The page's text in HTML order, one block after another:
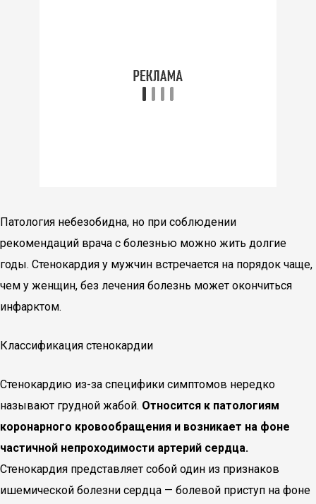
Патология небезобидна, но при соблюдении
рекомендаций врача с болезнью можно жить долгие
годы. Стенокардия у мужчин встречается на порядок чаще,
чем у женщин, без лечения болезнь может окончиться
инфарктом.
Классификация стенокардии
Стенокардию из-за специфики симптомов нередко
называют грудной жабой. Относится к патологиям
коронарного кровообращения и возникает на фоне
частичной непроходимости артерий сердца.
Стенокардия представляет собой один из признаков
ишемической болезни сердца — болевой приступ на фоне